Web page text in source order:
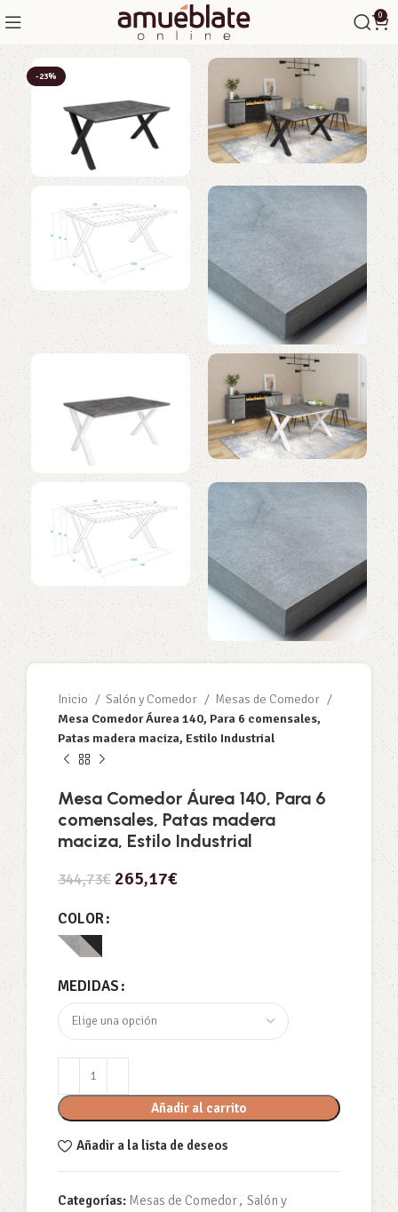
0
-23%
Inicio Salón y Comedor
Mesas de Comedor
Mesa Comedor Áurea 140, Para 6 comensales,
Patas madera maciza, Estilo Industrial
Mesa Comedor Áurea 140, Para 6
comensales, Patas madera
maciza, Estilo Industrial
344,73€ 265,17€
COLOR
MEDIDAS
Añadir al carrito
Añadir a la lista de deseos
Categorías: Mesas de Comedor, Salón y